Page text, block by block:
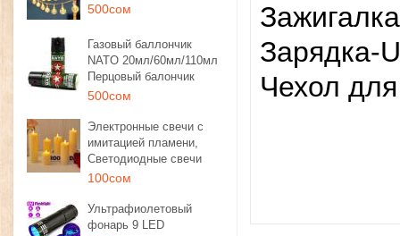
500сом
Газовый баллончик
NATO 20мл/60мл/110мл
Перцовый балончик
500сом
Электронные свечи с
имитацией пламени,
Светодиодные свечи
100сом
Ультрафиолетовый
фонарь 9 LED
Зажигалка
Зарядка-
​Чехол